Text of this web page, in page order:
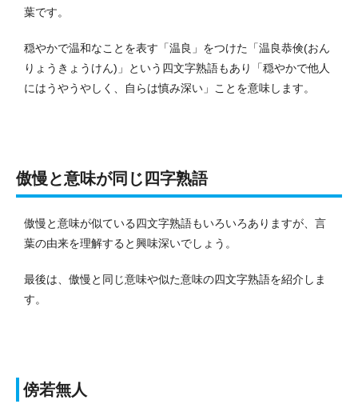
葉です。
穏やかで温和なことを表す「温良」をつけた「温良恭倹(おん
りょうきょうけん)」という四文字熟語もあり「穏やかで他人
にはうやうやしく、自らは慎み深い」ことを意味します。
傲慢と意味が同じ四字熟語
傲慢と意味が似ている四文字熟語もいろいろありますが、言
葉の由来を理解すると興味深いでしょう。
最後は、傲慢と同じ意味や似た意味の四文字熟語を紹介しま
す。
傍若無人